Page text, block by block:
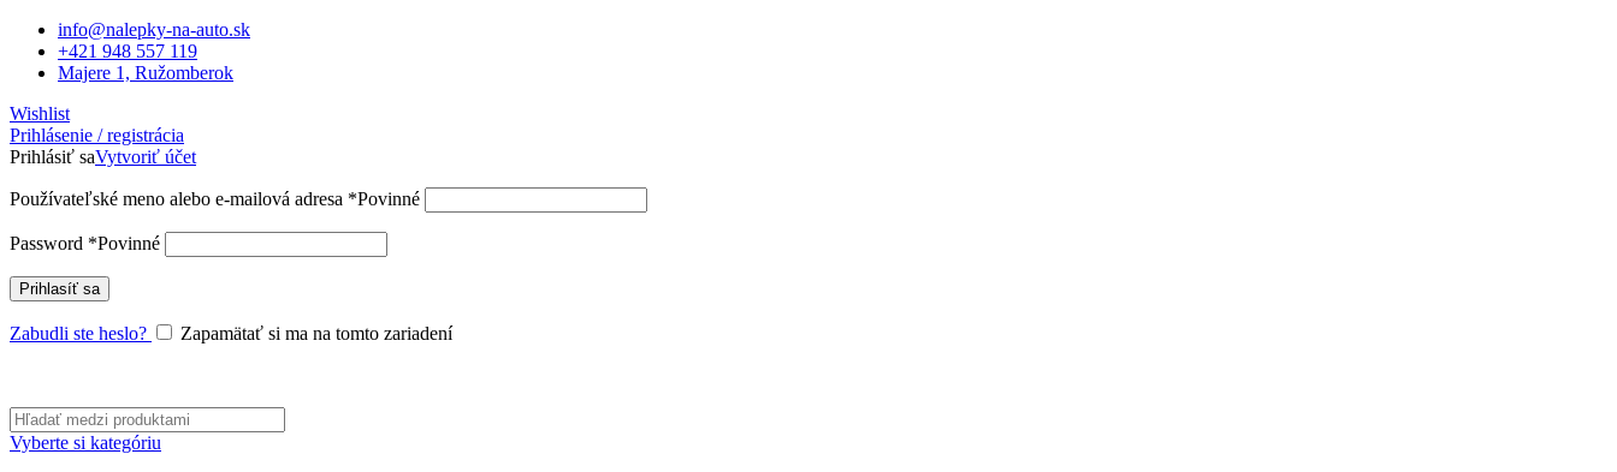
info@nalepky-na-auto.sk
+421 948 557 119
Majere 1, Ružomberok
Wishlist
Prihlásenie / registrácia
Prihlásiť saVytvoriť účet
Používateľské meno alebo e-mailová adresa *Povinné
Password *Povinné
Prihlasíť sa
Zabudli ste heslo? Zapamätať si ma na tomto zariadení
Vyberte si kategóriu